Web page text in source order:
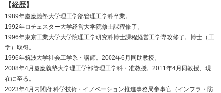
【経歴】
1989年慶應義塾大学理工学部管理工学科卒業。
1992年ロチェスター大学経営大学院修士課程修了。
1996年東京工業大学大学院理工学研究科博士課程経営工学専攻修了。博士（工
学）取得。
1996年筑波大学社会工学系・講師。2002年6月同助教授。
2008年4月慶應義塾大学理工学部管理工学科・准教授。2011年4月同教授、現
在に至る。
2023年4月内閣府 科学技術・イノベーション推進事務局参事官（インフラ・防